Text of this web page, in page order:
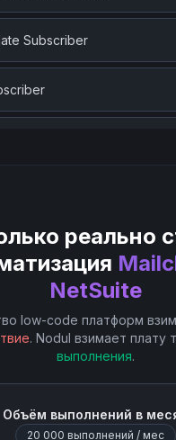
Subscriber
Template
реально
NetSuite
low-code платформ
. Nodul взимает плату
выполнения.
Объём выполнений в
20 000 выполнений / мес